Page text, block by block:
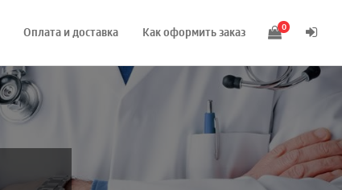
0
Оплата и доставка Как оформить заказ